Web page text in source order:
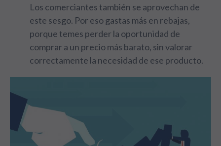
Los comerciantes también se aprovechan de
este sesgo. Por eso gastas más en rebajas,
porque temes perder la oportunidad de
comprar a un precio más barato, sin valorar
correctamente la necesidad de ese producto.